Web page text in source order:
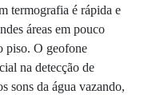
termografia é rápida e
áreas em pouco
piso. O geofone
na detecção de
sons da água vazando,